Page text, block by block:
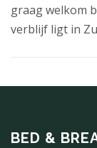
graag welkom
verblijf ligt in
BED &